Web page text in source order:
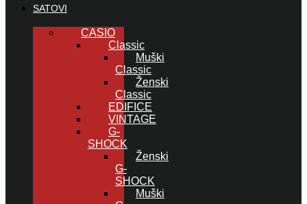
SATOVI
CASIO
Classic
Muški
Classic
Ženski
Classic
EDIFICE
VINTAGE
G-
SHOCK
Ženski
G-
SHOCK
Muški